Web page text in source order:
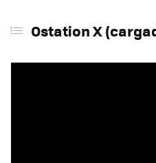
Ostation X